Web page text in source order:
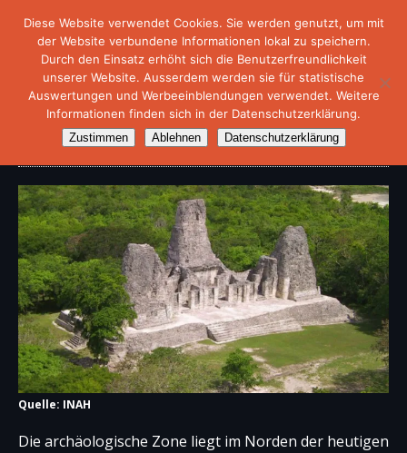
Archäologische Stätte „Xpuhil“
Quelle: INAH
Die archäologische Zone liegt im Norden der heutigen
Diese Website verwendet Cookies. Sie werden genutzt, um mit
der Website verbundene Informationen lokal zu speichern.
Durch den Einsatz erhöht sich die Benutzerfreundlichkeit
unserer Website. Ausserdem werden sie für statistische
Auswertungen und Werbeeinblendungen verwendet. Weitere
Informationen finden sich in der Datenschutzerklärung.
Zustimmen Ablehnen Datenschutzerklärung